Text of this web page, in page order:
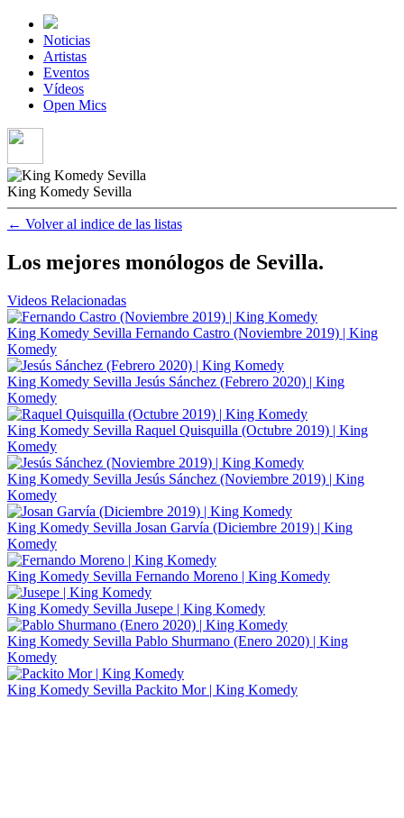
Noticias
Artistas
Eventos
Vídeos
Open Mics
King Komedy Sevilla
← Volver al indice de las listas
Los mejores monólogos de Sevilla.
Videos Relacionadas
King Komedy Sevilla Fernando Castro (Noviembre 2019) | King
Komedy
King Komedy Sevilla Jesús Sánchez (Febrero 2020) | King
Komedy
King Komedy Sevilla Raquel Quisquilla (Octubre 2019) | King
Komedy
King Komedy Sevilla Jesús Sánchez (Noviembre 2019) | King
Komedy
King Komedy Sevilla Josan Garvía (Diciembre 2019) | King
Komedy
King Komedy Sevilla Fernando Moreno | King Komedy
King Komedy Sevilla Jusepe | King Komedy
King Komedy Sevilla Pablo Shurmano (Enero 2020) | King
Komedy
King Komedy Sevilla Packito Mor | King Komedy